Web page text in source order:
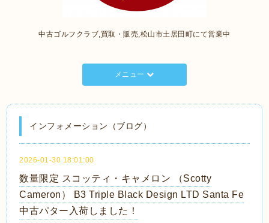
中古ゴルフクラブ,買取・販売,松山市土居田町にて営業中
メニュー
インフォメーション（ブログ）
2026-01-30 18:01:00
数量限定 スコッティ・キャメロン （Scotty
Cameron） B3 Triple Black Design LTD Santa Fe
中古パター入荷しました！